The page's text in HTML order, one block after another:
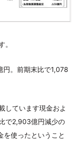
。
。前期末比で1,078
しています現金およ
で2,903億円減少の
使ったということ